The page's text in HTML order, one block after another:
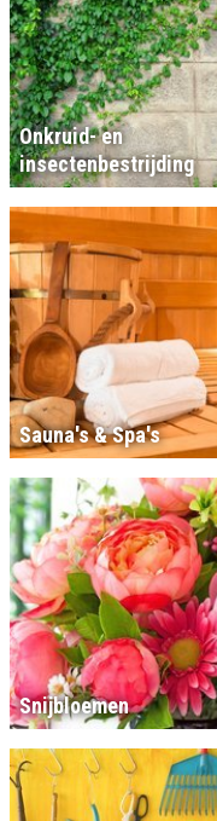
Onkruid- en
insectenbestrijding
Sauna's & Spa's
Snijbloemen